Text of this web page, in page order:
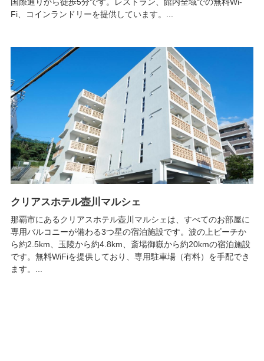
国際通りから徒歩5分です。レストラン、館内全域での無料Wi-
Fi、コインランドリーを提供しています。...
クリアスホテル壺川マルシェ
那覇市にあるクリアスホテル壺川マルシェは、すべてのお部屋に
専用バルコニーが備わる3つ星の宿泊施設です。波の上ビーチか
ら約2.5km、玉陵から約4.8km、斎場御嶽から約20kmの宿泊施設
です。無料WiFiを提供しており、専用駐車場（有料）を手配でき
ます。...